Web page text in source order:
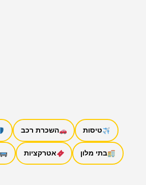
טיסות השכרת רכב
בתי מלון אטרקציות